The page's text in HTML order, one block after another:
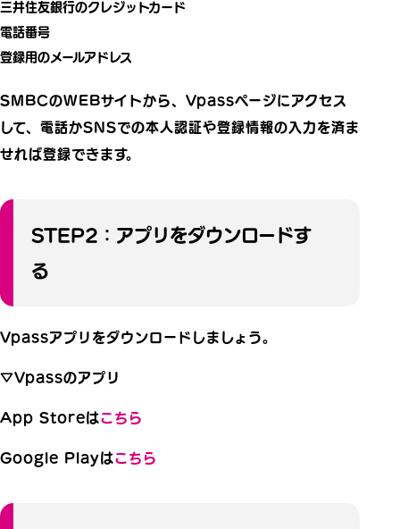
三井住友銀行のクレジットカード
電話番号
登録用のメールアドレス
SMBCのWEBサイトから、Vpassページにアクセス
して、電話かSNSでの本人認証や登録情報の入力を済ま
せれば登録できます。
STEP2：アプリをダウンロードす
る
Vpassアプリをダウンロードしましょう。
▽Vpassのアプリ
App Storeはこちら
Google Playはこちら